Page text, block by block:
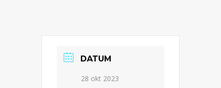
DATUM
28 okt 2023